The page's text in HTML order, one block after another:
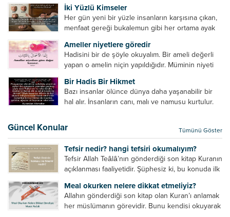
küçümseyeceksiniz. ...
küfretmek, sövmek, onların günah ve kusurlarını
zikretmek ölüye zarar vermez, fayda da vermez....
İki Yüzlü Kimseler
Her gün yeni bir yüzle insanların karşısına çıkan,
menfaat gereği bukalemun gibi her ortama ayak
insan grubudur. Müminlerin yanında mümin gibi
duran,...
Ameller niyetlere göredir
Hadisini bir de şöyle okuyalım. Bir ameli değerli
yapan o amelin niçin yapıldığıdır. Müminin niyeti
namazın hiçbir değeri yoktur. Gösteriş için
okunan ezanın hiçbir...
Bir Hadis Bir Hikmet
Bazı insanlar ölünce dünya daha yaşanabilir bir
hal alır. İnsanların canı, malı ve namusu kurtulur.
kurtulur. Ağaçlar onun zulmünden kurtulur....
Güncel Konular Tümünü Göster
Tefsir nedir? hangi tefsiri okumalıyım?
Tefsir Allah Teâlâ’nın gönderdiği son kitap Kuranın
açıklanması faaliyetidir. Şüphesiz ki, bu konuda ilk
ayetleri peygamber efendimize soruyor. O da
bunları izah ediyor/tefsir ediyordu. “Biz sana...
Meal okurken nelere dikkat etmeliyiz?
Allahın gönderdiği son kitap olan Kuran’ı anlamak
her müslümanın görevidir. Bunu kendisi okuyarak